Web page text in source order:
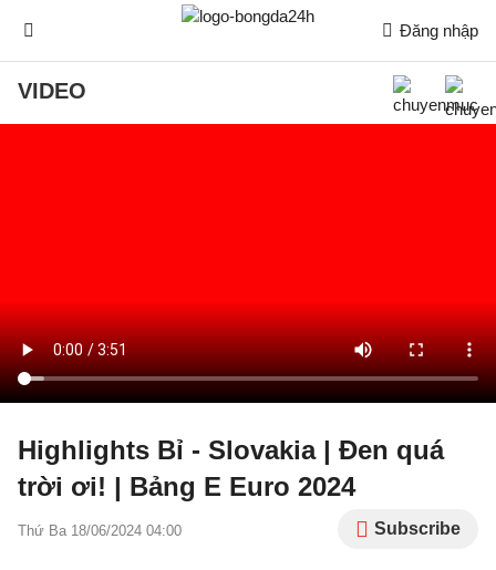
Đăng nhập
VIDEO
Highlights Bỉ - Slovakia | Đen quá
trời ơi! | Bảng E Euro 2024
Thứ Ba 18/06/2024 04:00 Subscribe